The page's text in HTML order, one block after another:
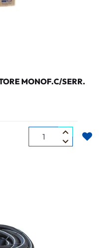
MONOF.C/SERR.